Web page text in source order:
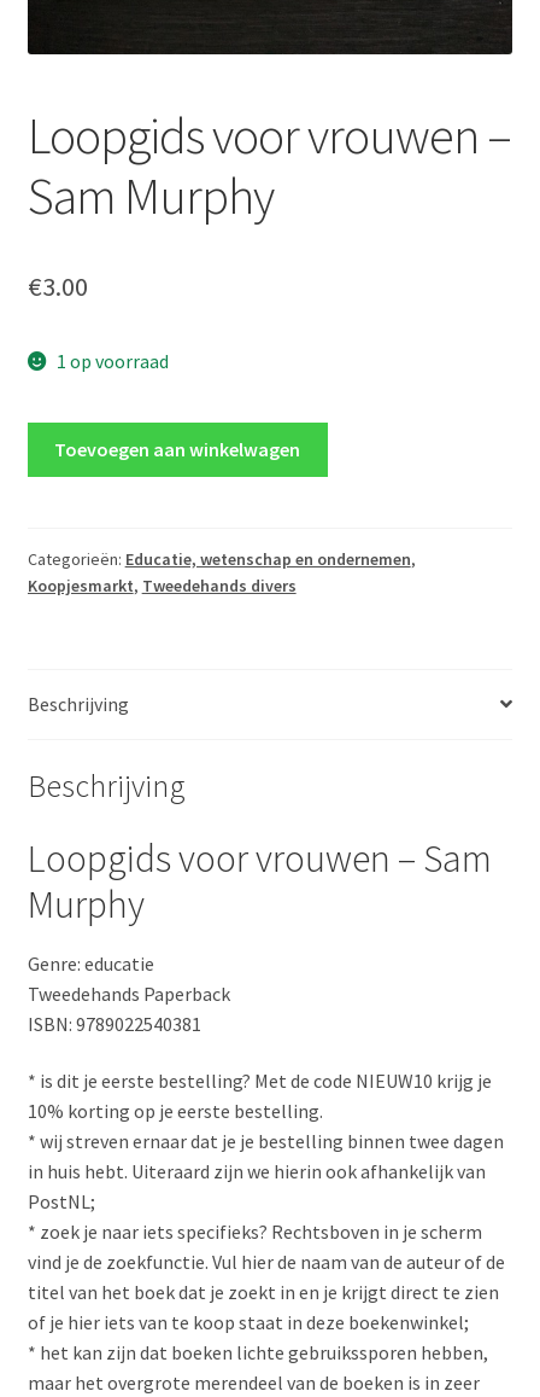
Loopgids voor vrouwen –
Sam Murphy
€3.00
1 op voorraad
Sam
Murphy
Toevoegen aan winkelwagen
Categorieën: Educatie, wetenschap en ondernemen,
Koopjesmarkt, Tweedehands divers
Beschrijving
Beschrijving
Loopgids voor vrouwen – Sam
Murphy
Genre: educatie
Tweedehands Paperback
ISBN: 9789022540381
* is dit je eerste bestelling? Met de code NIEUW10 krijg je
10% korting op je eerste bestelling.
* wij streven ernaar dat je je bestelling binnen twee dagen
in huis hebt. Uiteraard zijn we hierin ook afhankelijk van
PostNL;
* zoek je naar iets specifieks? Rechtsboven in je scherm
vind je de zoekfunctie. Vul hier de naam van de auteur of de
titel van het boek dat je zoekt in en je krijgt direct te zien
of je hier iets van te koop staat in deze boekenwinkel;
* het kan zijn dat boeken lichte gebruikssporen hebben,
maar het overgrote merendeel van de boeken is in zeer